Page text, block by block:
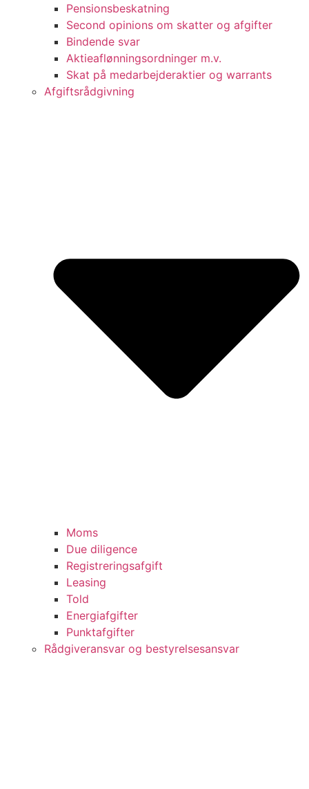
Pensionsbeskatning
Second opinions om skatter og afgifter
Bindende svar
Aktieaflønningsordninger m.v.
Skat på medarbejderaktier og warrants
Afgiftsrådgivning
Moms
Due diligence
Registreringsafgift
Leasing
Told
Energiafgifter
Punktafgifter
Rådgiveransvar og bestyrelsesansvar